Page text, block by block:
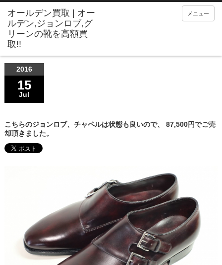
メニュー
2016
15
Jul
こちらのジョンロブ、チャペルは状態も良いので、 87,500円でご売
却頂きました。